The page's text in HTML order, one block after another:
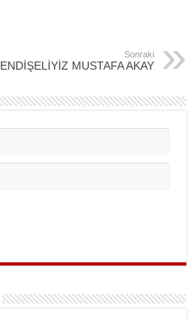
Sonraki
ENDİŞELİYİZ MUSTAFA AKAY